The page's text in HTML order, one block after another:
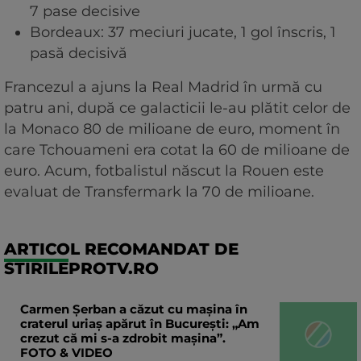
7 pase decisive
Bordeaux: 37 meciuri jucate, 1 gol înscris, 1
pasă decisivă
Francezul a ajuns la Real Madrid în urmă cu
patru ani, după ce galacticii le-au plătit celor de
la Monaco 80 de milioane de euro, moment în
care Tchouameni era cotat la 60 de milioane de
euro. Acum, fotbalistul născut la Rouen este
evaluat de Transfermark la 70 de milioane.
ARTICOL RECOMANDAT DE
STIRILEPROTV.RO
Carmen Șerban a căzut cu mașina în
craterul uriaș apărut în București: „Am
crezut că mi s-a zdrobit mașina”.
FOTO & VIDEO